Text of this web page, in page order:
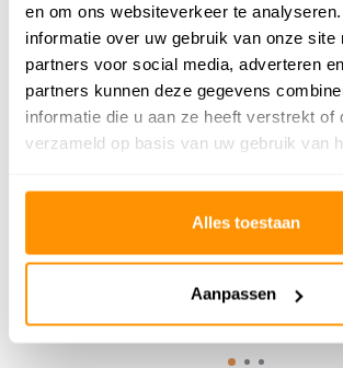
en om ons websiteverkeer te
informatie over uw gebruik van onze site
partners voor social media, adverteren
partners kunnen deze gegevens
informatie die u aan ze heeft verstrekt of
verzameld op basis van uw gebruik van
Alles toestaan
Aanpassen
Lichtgrijs -
39,95